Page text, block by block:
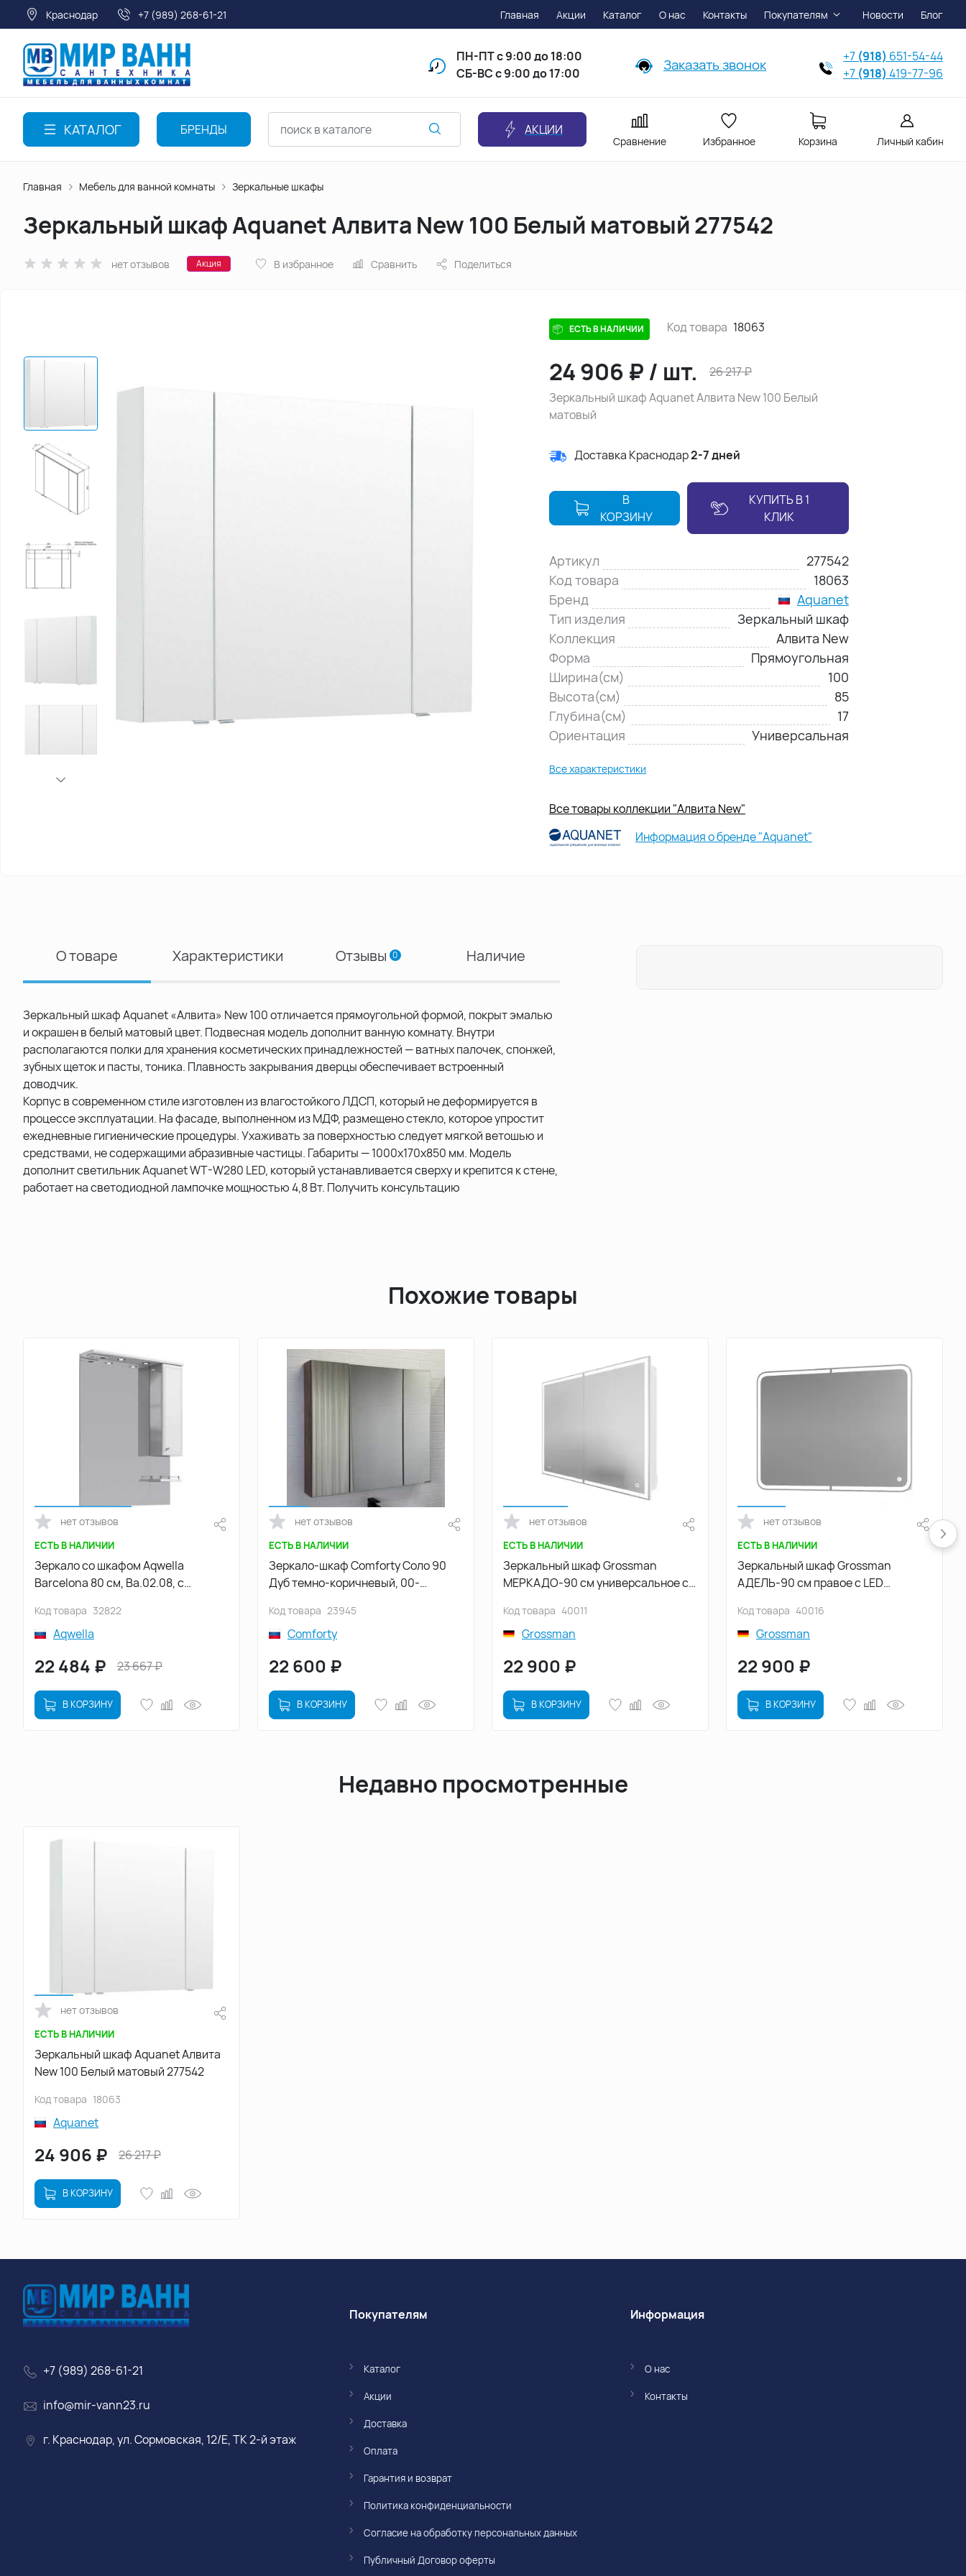
Краснодар +7 (989) 268-61-21 Главная Акции Каталог О нас Контакты Покупателям Новости Блог
ПН-ПТс 9:00 до 18:00
СБ-ВС с 9:00 до 17:00
Заказать звонок +7 (918) 651-54-44
+7 (918) 419-77-96
КАТАЛОГ БРЕНДЫ АКЦИИ
Сравнение Избранное Корзина Личный кабинет
Главная Мебель для ванной комнаты Зеркальные шкафы
Зеркальный шкаф Aquanet Алвита New 100 Белый матовый 277542
нет отзывов Акция В избранное Сравнить Поделиться
ЕСТЬ В НАЛИЧИИ Код товара 18063
24 906 ₽ / шт. 26 217₽
Зеркальный шкаф Aquanet Алвита New 100 Белый
матовый
Доставка Краснодар2-7 дней
В
КОРЗИНУ
КУПИТЬ В 1
КЛИК
Артикул
277542
Код товара
18063
Бренд
Aquanet
Тип изделия
Зеркальный шкаф
Коллекция
Алвита New
Форма
Прямоугольная
Ширина(см)
100
Высота(см)
85
Глубина(см)
17
Ориентация
Универсальная
Все характеристики
Все товары коллекции "Алвита New"
Информация о бренде "Aquanet"
О товаре Характеристики Отзывы 0 Наличие
Зеркальный шкаф Aquanet «Алвита» New 100 отличается прямоугольной формой, покрыт эмалью
и окрашен в белый матовый цвет. Подвесная модель дополнит ванную комнату. Внутри
располагаются полки для хранения косметических принадлежностей — ватных палочек, спонжей,
зубных щеток и пасты, тоника. Плавность закрывания дверцы обеспечивает встроенный
доводчик.
Корпус в современном стиле изготовлен из влагостойкого ЛДСП, который не деформируется в
процессе эксплуатации. На фасаде, выполненном из МДФ, размещено стекло, которое упростит
ежедневные гигиенические процедуры. Ухаживать за поверхностью следует мягкой ветошью и
средствами, не содержащими абразивные частицы. Габариты — 1000х170х850 мм. Модель
дополнит светильник Aquanet WT-W280 LED, который устанавливается сверху и крепится к стене,
работает на светодиодной лампочке мощностью 4,8 Вт. Получить консультацию
Похожие товары
нет отзывов
ЕСТЬ В НАЛИЧИИ
Зеркало со шкафом Aqwella
Barcelona 80 см, Ba.02.08, с
Код товара 32822
Aqwella
22 484 ₽ 23 667₽
В КОРЗИНУ
нет отзывов
ЕСТЬ В НАЛИЧИИ
Зеркало-шкаф Comforty Соло 90
Дуб темно-коричневый, 00-
Код товара 23945
Comforty
22 600 ₽
В КОРЗИНУ
нет отзывов
ЕСТЬ В НАЛИЧИИ
Зеркальный шкаф Grossman
МЕРКАДО-90 см универсальное с
Код товара 40011
Grossman
22 900 ₽
В КОРЗИНУ
нет отзывов
ЕСТЬ В НАЛИЧИИ
Зеркальный шкаф Grossman
АДЕЛЬ-90 см правое с LED
Код товара 40016
Grossman
22 900 ₽
В КОРЗИНУ
Недавно просмотренные
нет отзывов
ЕСТЬ В НАЛИЧИИ
Зеркальный шкаф Aquanet Алвита
New 100 Белый матовый 277542
Код товара 18063
Aquanet
24 906 ₽ 26 217₽
В КОРЗИНУ
+7 (989) 268-61-21
info@mir-vann23.ru
г. Краснодар, ул. Сормовская, 12/Е, ТК 2-й этаж
Покупателям
Каталог
Акции
Доставка
Оплата
Гарантия и возврат
Политика конфиденциальности
Согласие на обработку персональных данных
Публичный Договор оферты
Информация
О нас
Контакты